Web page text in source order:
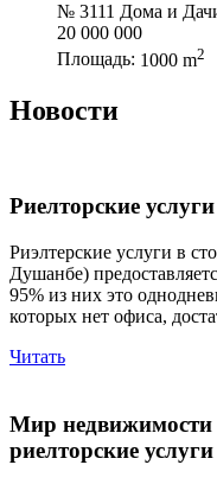
№ 3111 Дома и
20 000 000
Площадь: 1000 m2
Новости
Риелторские
Риэлтерские услуги в
Душанбе)
95% из них это
которых нет офиса,
Читать
Мир недвижимости
риелторские